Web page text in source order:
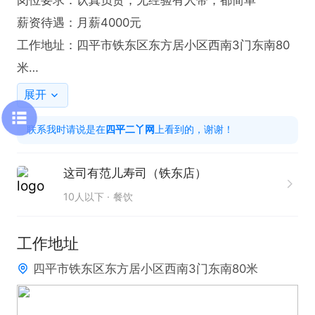
薪资待遇：月薪4000元
工作地址：四平市铁东区东方居小区西南3门东南80
米
有意请尽快联系我把！！！！
展开
联系我时请说是在四平二丫网上看到的，谢谢！
这司有范儿寿司（铁东店）
10人以下 餐饮
工作地址
四平市铁东区东方居小区西南3门东南80米